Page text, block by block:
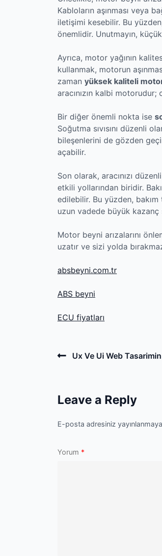
Kabloların aşınması veya
iletişimi kesebilir. Bu
önemlidir. Unutmayın,
Ayrıca, motor yağının
kullanmak, motorun
zaman yüksek kaliteli
aracınızın kalbi motorudur;
Bir diğer önemli nokta ise
Soğutma sıvısını düzenli
bileşenlerini de gözden
açabilir.
Son olarak, aracınızı
etkili yollarından biridir.
edilebilir. Bu yüzden,
uzun vadede büyük kazanç
Motor beyni arızalarını
uzatır ve sizi yolda
absbeyni.com.tr
ABS beyni
ECU fiyatları
Post
PreviousUx Ve Ui Web
Leave a Reply
E-posta adresiniz
Yorum *